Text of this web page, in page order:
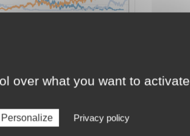
over what you want to activate
Personalize Privacy policy